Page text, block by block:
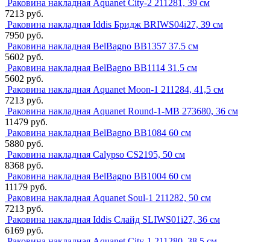
Раковина накладная Aquanet City-2 211281, 39 см
7213 руб.
Раковина накладная Iddis Бридж BRIWS04i27, 39 см
7950 руб.
Раковина накладная BelBagno BB1357 37.5 см
5602 руб.
Раковина накладная BelBagno BB1114 31.5 см
5602 руб.
Раковина накладная Aquanet Moon-1 211284, 41,5 см
7213 руб.
Раковина накладная Aquanet Round-1-MB 273680, 36 см
11479 руб.
Раковина накладная BelBagno BB1084 60 см
5880 руб.
Раковина накладная Calypso CS2195, 50 см
8368 руб.
Раковина накладная BelBagno BB1004 60 см
11179 руб.
Раковина накладная Aquanet Soul-1 211282, 50 см
7213 руб.
Раковина накладная Iddis Слайд SLIWS01i27, 36 см
6169 руб.